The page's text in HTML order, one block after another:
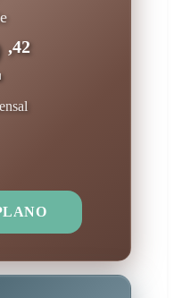
,42